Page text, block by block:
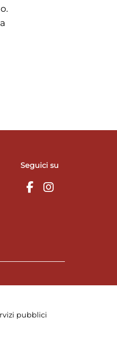
Seguici su
pubblici